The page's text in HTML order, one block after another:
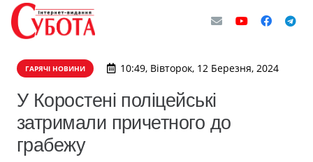
ГАРЯЧІ НОВИНИ 10:49, Вівторок, 12 Березня, 2024
У Коростені поліцейські
затримали причетного до
грабежу